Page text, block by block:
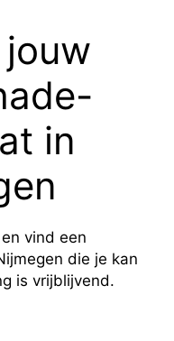
in
vind een
die je kan
is vrijblijvend.